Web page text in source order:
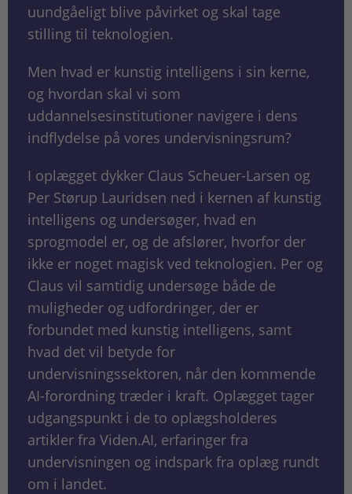
uundgåeligt blive påvirket og skal tage
stilling til teknologien.
Men hvad er kunstig intelligens i sin kerne,
og hvordan skal vi som
uddannelsesinstitutioner navigere i dens
indflydelse på vores undervisningsrum?
I oplægget dykker Claus Scheuer-Larsen og
Per Størup Lauridsen ned i kernen af kunstig
intelligens og undersøger, hvad en
sprogmodel er, og de afslører, hvorfor der
ikke er noget magisk ved teknologien. Per og
Claus vil samtidig undersøge både de
muligheder og udfordringer, der er
forbundet med kunstig intelligens, samt
hvad det vil betyde for
undervisningssektoren, når den kommende
AI-forordning træder i kraft. Oplægget tager
udgangspunkt i de to oplægsholderes
artikler fra Viden.AI, erfaringer fra
undervisningen og indspark fra oplæg rundt
om i landet.